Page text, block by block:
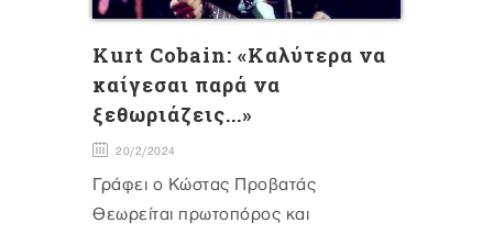
Kurt Cobain: «Καλύτερα να
καίγεσαι παρά να
ξεθωριάζεις...»
20/2/2024
Γράφει ο Κώστας Προβατάς
Θεωρείται πρωτοπόρος και